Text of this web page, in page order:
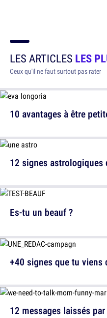
LES ARTICLES LES
Ceux qu'il ne faut surtout pas rater
10 avantages à être
12 signes
12 messages laissés
Es-tu un beauf ?
+40 signes que tu viens